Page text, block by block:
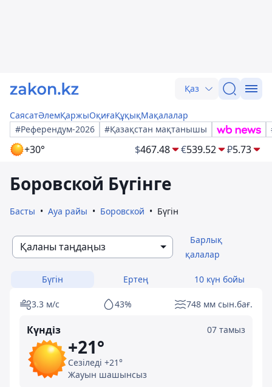
Қаз
СаясатӘлемҚаржыОқиғаҚұқықМақалалар
#Референдум-2026
#Қазақстан мақтанышы
+30° $467.48 €539.52 ₽5.73
Боровской Бүгінге
Басты Ауа райы Боровской Бүгін
Қаланы таңдаңыз
Барлық
қалалар
Бүгін Ертең 10 күн бойы
3.3 м/с 43% 748 мм сын.бағ.
Күндіз 07 тамыз
+21°
Сезіледі +21°
Жауын шашынсыз